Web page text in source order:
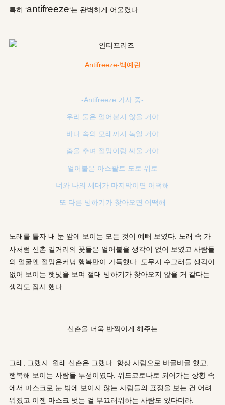
특히 ‘antifreeze‘는 완벽하게 어울렸다.
Antifreeze-백예린
-Antifreeze 가사 중-
우리 둘은 얼어붙지 않을 거야
바다 속의 모래까지 녹일 거야
춤을 추며 절망이랑 싸울 거야
얼어붙은 아스팔트 도로 위로
너와 나의 세대가 마지막이면 어떡해
또 다른 빙하기가 찾아오면 어떡해
노래를 틀자 내 눈 앞에 보이는 모든 것이 예뻐 보였다. 노래 속 가
사처럼 신촌 길거리의 꽃들은 얼어붙을 생각이 없어 보였고 사람들
의 얼굴엔 절망은커녕 행복만이 가득했다. 도무지 수그러들 생각이
없어 보이는 햇빛을 보며 절대 빙하기가 찾아오지 않을 거 같다는
생각도 잠시 했다.
신촌을 더욱 반짝이게 해주는
그래, 그랬지. 원래 신촌은 그랬다. 항상 사람으로 바글바글 했고,
행복해 보이는 사람들 투성이였다. 위드코로나로 되어가는 상황 속
에서 마스크로 눈 밖에 보이지 않는 사람들의 표정을 보는 건 어려
워졌고 이젠 마스크 벗는 걸 부끄러워하는 사람도 있다더라.